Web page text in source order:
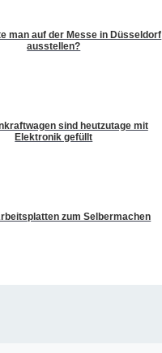
man auf der Messe in Düsseldorf
ausstellen?
sind heutzutage mit
Elektronik gefüllt
zum Selbermachen